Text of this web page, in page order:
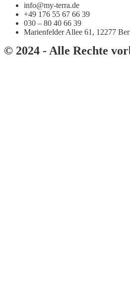
info@my-terra.de
+49 176 55 67 66 39
030 – 80 40 66 39
Marienfelder Allee 61, 12277
© 2024 - Alle Rechte